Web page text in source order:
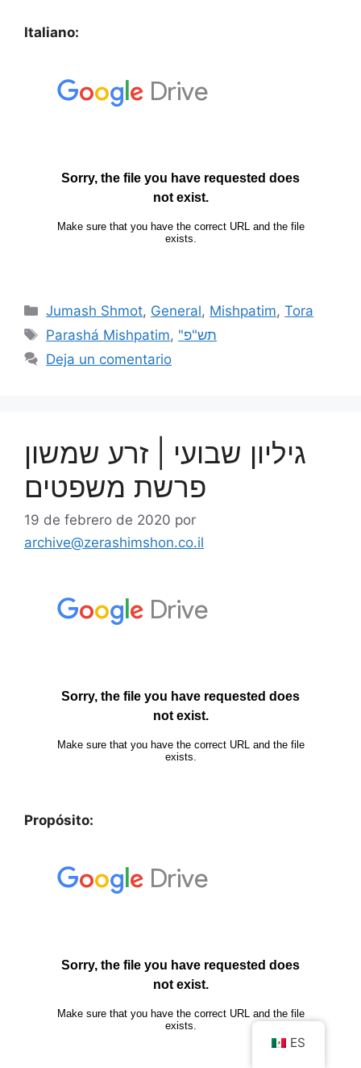
Italiano:
Jumash Shmot, General, Mishpatim,Tora
Parashá Mishpatim,
"תש"פ
Deja un comentario
גיליון שבועי | זרע שמשון
פרשת משפטים
19 de febrero de 2020 por
archive@zerashimshon.co.il
Propósito:
ES